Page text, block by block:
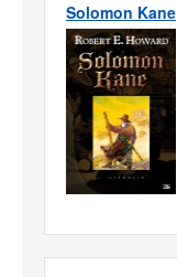
Solomon Kane